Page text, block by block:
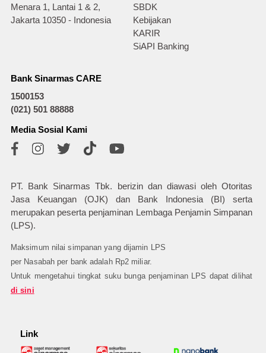
Menara 1, Lantai 1 & 2,
Jakarta 10350 - Indonesia
SBDK
Kebijakan
KARIR
SiAPI Banking
Bank Sinarmas CARE
1500153
(021) 501 88888
Media Sosial Kami
PT. Bank Sinarmas Tbk. berizin dan diawasi oleh Otoritas
Jasa Keuangan (OJK) dan Bank Indonesia (BI) serta
merupakan peserta penjaminan Lembaga Penjamin Simpanan
(LPS).
Maksimum nilai simpanan yang dijamin LPS
per Nasabah per bank adalah Rp2 miliar.
Untuk mengetahui tingkat suku bunga penjaminan LPS dapat dilihat
di sini
Link